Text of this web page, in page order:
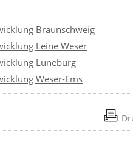
Braunschweig
Leine Weser
Lüneburg
Weser-Ems